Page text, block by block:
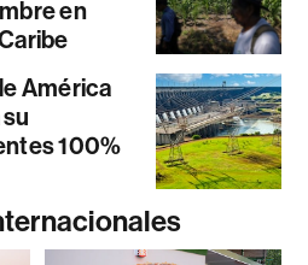
en
América
100%